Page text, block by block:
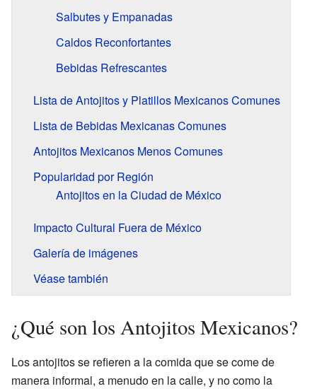
Salbutes y Empanadas
Caldos Reconfortantes
Bebidas Refrescantes
Lista de Antojitos y Platillos Mexicanos Comunes
Lista de Bebidas Mexicanas Comunes
Antojitos Mexicanos Menos Comunes
Popularidad por Región
Antojitos en la Ciudad de México
Impacto Cultural Fuera de México
Galería de imágenes
Véase también
¿Qué son los Antojitos Mexicanos?
Los antojitos se refieren a la comida que se come de
manera informal, a menudo en la calle, y no como la